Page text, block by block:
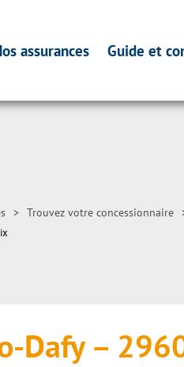
assurances Guide et
> Trouvez votre concessionnaire
Dafy –